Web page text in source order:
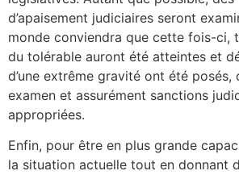
d’apaisement judiciaires seront
monde conviendra que cette fois-ci,
du tolérable auront été atteintes et
d’une extrême gravité ont été posés,
examen et assurément sanctions
appropriées.
Enfin, pour être en plus grande
la situation actuelle tout en donnant